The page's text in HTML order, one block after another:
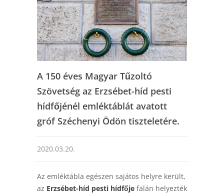
A 150 éves Magyar Tűzoltó
Szövetség az Erzsébet-híd pesti
hídfőjénél emléktáblát avatott
gróf Széchenyi Ödön tiszteletére.
2020.03.20.
Az emléktábla egészen sajátos helyre került,
az Erzsébet-híd pesti hídfője falán helyezték